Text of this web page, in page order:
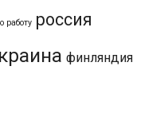
работу россия
финляндия